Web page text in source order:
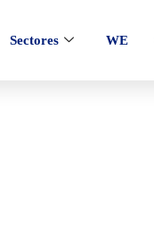
Sectores WE